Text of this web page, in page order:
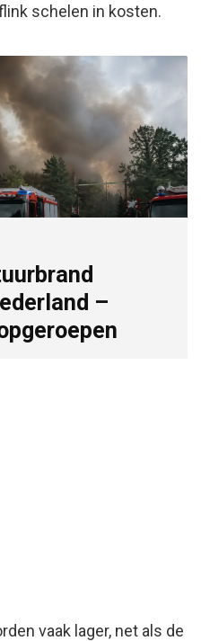
schelen in kosten.
–
vaak lager, net als de